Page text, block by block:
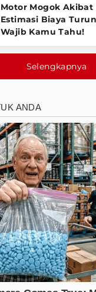
Motor Mogok Akibat
Estimasi Biaya
Wajib Kamu Tahu!
Selengkapnya